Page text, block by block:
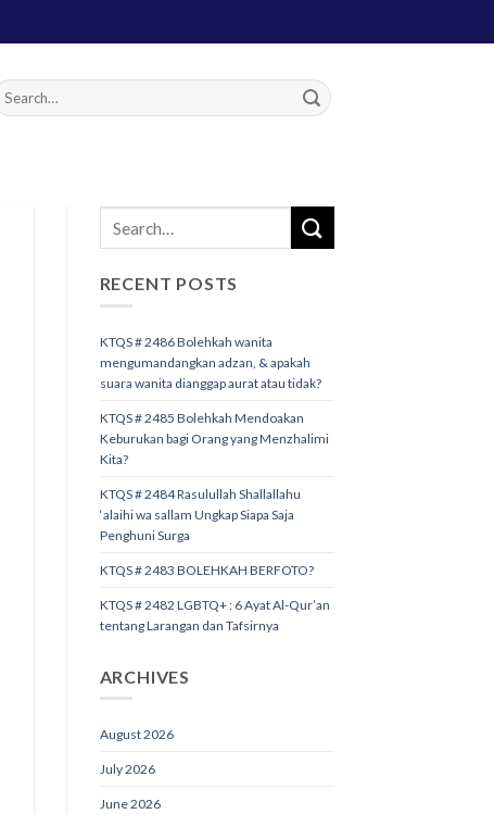
RECENT POSTS
KTQS # 2486 Bolehkah wanita
mengumandangkan adzan, & apakah
suara wanita dianggap aurat atau tidak?
KTQS # 2485 Bolehkah Mendoakan
Keburukan bagi Orang yang Menzhalimi
Kita?
KTQS # 2484 Rasulullah Shallallahu
‘alaihi wa sallam Ungkap Siapa Saja
Penghuni Surga
KTQS # 2483 BOLEHKAH BERFOTO?
KTQS # 2482 LGBTQ+ : 6 Ayat Al-Qur’an
tentang Larangan dan Tafsirnya
ARCHIVES
August 2026
July 2026
June 2026